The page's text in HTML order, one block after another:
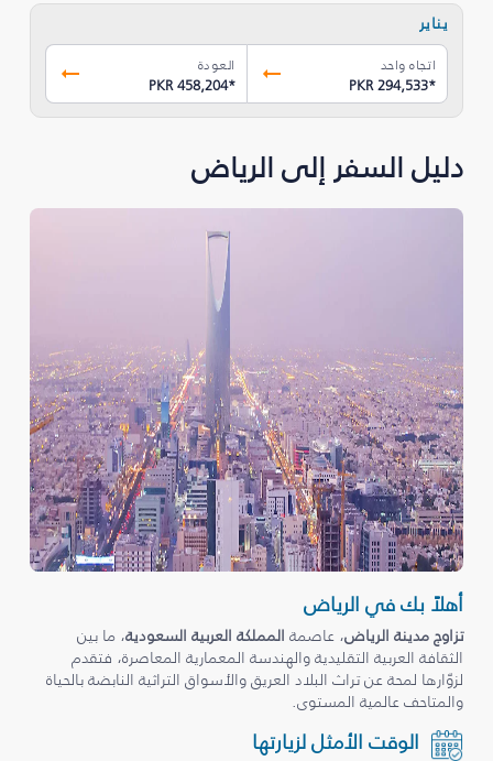
يناير
اتجاه واحد
PKR 294,533*
العودة
PKR 458,204*
دليل السفر إلى الرياض
أهلاً بك في الرياض
تزاوج مدينة الرياض، عاصمة المملكة العربية السعودية، ما بين
الثقافة العربية التقليدية والهندسة المعمارية المعاصرة، فتقدم
لزوّارها لمحة عن تراث البلاد العريق والأسواق التراثية النابضة بالحياة
والمتاحف عالمية المستوى.
الوقت الأمثل لزيارتها